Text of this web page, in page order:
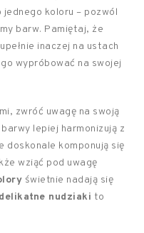
jednego koloru – pozwól
barw. Pamiętaj, że
inaczej na ustach
wypróbować na swojej
zwróć uwagę na swoją
lepiej harmonizują z
doskonale komponują się
wziąć pod uwagę
świetnie nadają się
delikatne nudziaki to